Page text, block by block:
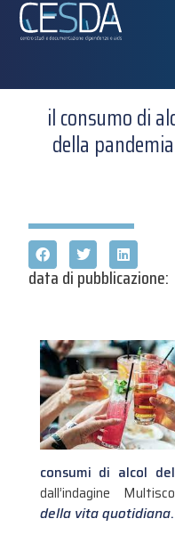
il consumo di
della
data di pubblicazione:
consumi di alcol
dall’indagine
della vita quotidiana.